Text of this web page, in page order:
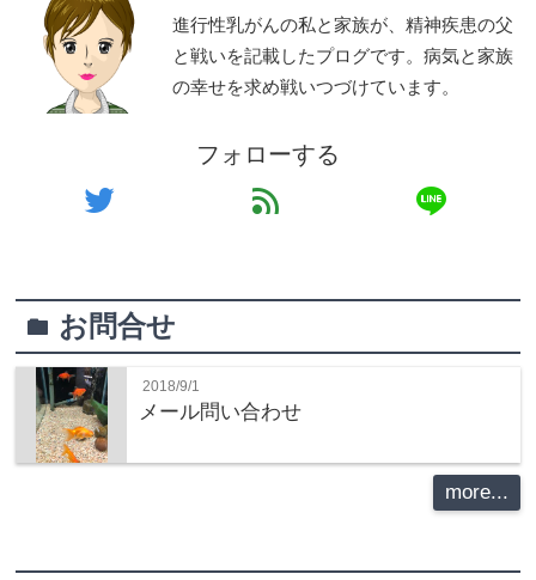
進行性乳がんの私と家族が、精神疾患の父
と戦いを記載したプログです。病気と家族
の幸せを求め戦いつづけています。
フォローする
twitter feed line
folder お問合せ
2018/9/1
メール問い合わせ
more...